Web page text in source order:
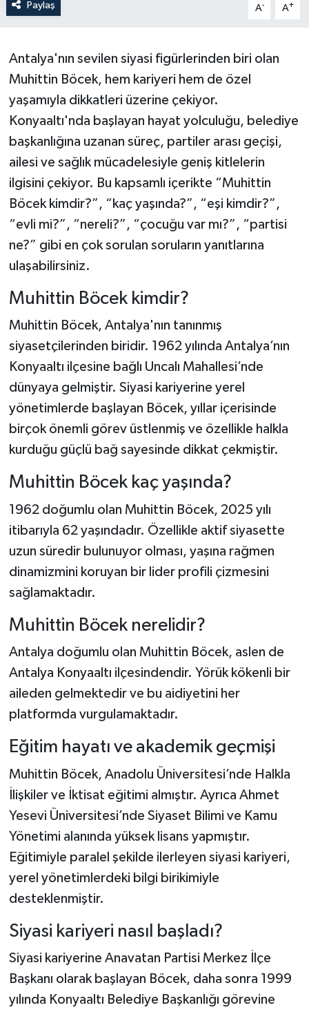
Paylaş A- A+
Antalya'nın sevilen siyasi figürlerinden biri olan
Muhittin Böcek, hem kariyeri hem de özel
yaşamıyla dikkatleri üzerine çekiyor.
Konyaaltı'nda başlayan hayat yolculuğu, belediye
başkanlığına uzanan süreç, partiler arası geçişi,
ailesi ve sağlık mücadelesiyle geniş kitlelerin
ilgisini çekiyor. Bu kapsamlı içerikte “Muhittin
Böcek kimdir?”, “kaç yaşında?”, “eşi kimdir?”,
“evli mi?”, “nereli?”, “çocuğu var mı?”, “partisi
ne?” gibi en çok sorulan soruların yanıtlarına
ulaşabilirsiniz.
Muhittin Böcek kimdir?
Muhittin Böcek, Antalya'nın tanınmış
siyasetçilerinden biridir. 1962 yılında Antalya’nın
Konyaaltı ilçesine bağlı Uncalı Mahallesi’nde
dünyaya gelmiştir. Siyasi kariyerine yerel
yönetimlerde başlayan Böcek, yıllar içerisinde
birçok önemli görev üstlenmiş ve özellikle halkla
kurduğu güçlü bağ sayesinde dikkat çekmiştir.
Muhittin Böcek kaç yaşında?
1962 doğumlu olan Muhittin Böcek, 2025 yılı
itibarıyla 62 yaşındadır. Özellikle aktif siyasette
uzun süredir bulunuyor olması, yaşına rağmen
dinamizmini koruyan bir lider profili çizmesini
sağlamaktadır.
Muhittin Böcek nerelidir?
Antalya doğumlu olan Muhittin Böcek, aslen de
Antalya Konyaaltı ilçesindendir. Yörük kökenli bir
aileden gelmektedir ve bu aidiyetini her
platformda vurgulamaktadır.
Eğitim hayatı ve akademik geçmişi
Muhittin Böcek, Anadolu Üniversitesi’nde Halkla
İlişkiler ve İktisat eğitimi almıştır. Ayrıca Ahmet
Yesevi Üniversitesi’nde Siyaset Bilimi ve Kamu
Yönetimi alanında yüksek lisans yapmıştır.
Eğitimiyle paralel şekilde ilerleyen siyasi kariyeri,
yerel yönetimlerdeki bilgi birikimiyle
desteklenmiştir.
Siyasi kariyeri nasıl başladı?
Siyasi kariyerine Anavatan Partisi Merkez İlçe
Başkanı olarak başlayan Böcek, daha sonra 1999
yılında Konyaaltı Belediye Başkanlığı görevine